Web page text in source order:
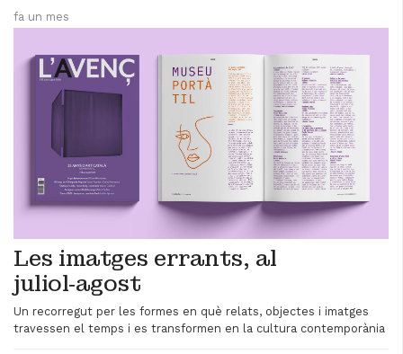
fa un mes
Les imatges errants, al
juliol‑agost
Un recorregut per les formes en què relats, objectes i imatges
travessen el temps i es transformen en la cultura contemporània